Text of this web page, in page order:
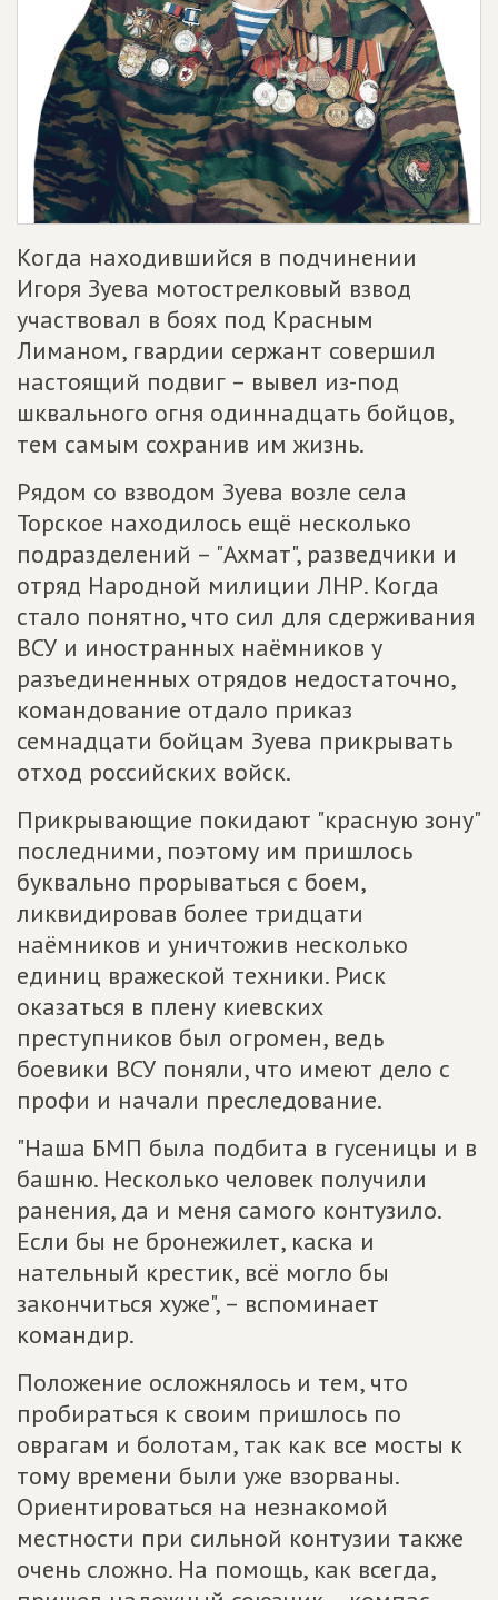
Когда находившийся в подчинении
Игоря Зуева мотострелковый взвод
участвовал в боях под Красным
Лиманом, гвардии сержант совершил
настоящий подвиг – вывел из-под
шквального огня одиннадцать бойцов,
тем самым сохранив им жизнь.
Рядом со взводом Зуева возле села
Торское находилось ещё несколько
подразделений – "Ахмат", разведчики и
отряд Народной милиции ЛНР. Когда
стало понятно, что сил для сдерживания
ВСУ и иностранных наёмников у
разъединенных отрядов недостаточно,
командование отдало приказ
семнадцати бойцам Зуева прикрывать
отход российских войск.
Прикрывающие покидают "красную зону"
последними, поэтому им пришлось
буквально прорываться с боем,
ликвидировав более тридцати
наёмников и уничтожив несколько
единиц вражеской техники. Риск
оказаться в плену киевских
преступников был огромен, ведь
боевики ВСУ поняли, что имеют дело с
профи и начали преследование.
"Наша БМП была подбита в гусеницы и в
башню. Несколько человек получили
ранения, да и меня самого контузило.
Если бы не бронежилет, каска и
нательный крестик, всё могло бы
закончиться хуже", – вспоминает
командир.
Положение осложнялось и тем, что
пробираться к своим пришлось по
оврагам и болотам, так как все мосты к
тому времени были уже взорваны.
Ориентироваться на незнакомой
местности при сильной контузии также
очень сложно. На помощь, как всегда,